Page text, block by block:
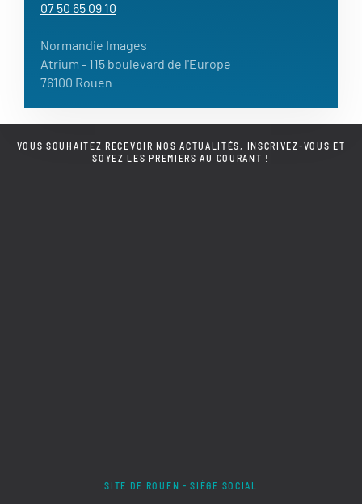
07 50 65 09 10
Normandie Images
Atrium - 115 boulevard de l'Europe
76100 Rouen
VOUS SOUHAITEZ RECEVOIR NOS ACTUALITÉS, INSCRIVEZ-VOUS ET
SOYEZ LES PREMIERS AU COURANT !
SITE DE ROUEN - SIÈGE SOCIAL